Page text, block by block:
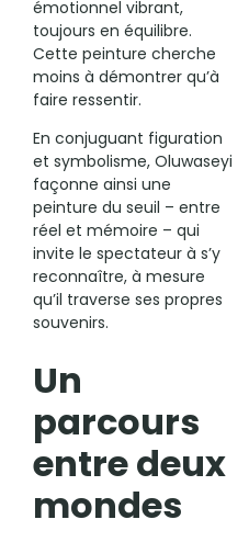
émotionnel vibrant,
toujours en équilibre.
Cette peinture cherche
moins à démontrer qu’à
faire ressentir.
En conjuguant figuration
et symbolisme, Oluwaseyi
façonne ainsi une
peinture du seuil – entre
réel et mémoire – qui
invite le spectateur à s’y
reconnaître, à mesure
qu’il traverse ses propres
souvenirs.
Un
parcours
entre deux
mondes